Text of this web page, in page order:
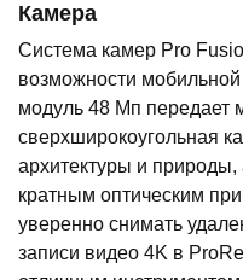
Камера
Система камер Pro
возможности
модуль 48 Мп передает
сверхширокоугольная
архитектуры и
кратным оптическим
уверенно снимать
записи видео 4K в